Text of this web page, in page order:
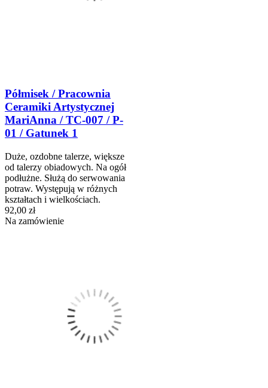
Półmisek / Pracownia
Ceramiki Artystycznej
MariAnna / TC-007 / P-
01 / Gatunek 1
Duże, ozdobne talerze, większe
od talerzy obiadowych. Na ogół
podłużne. Służą do serwowania
potraw. Występują w różnych
kształtach i wielkościach.
92,00 zł
Na zamówienie